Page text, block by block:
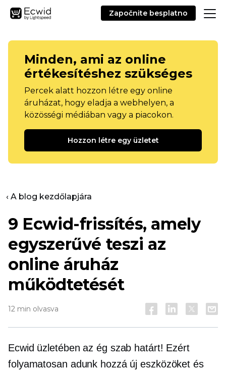
Započnite besplatno
Minden, ami az online
értékesítéshez szükséges
Percek alatt hozzon létre egy online
áruházat, hogy eladja a webhelyen, a
közösségi médiában vagy a piacokon.
Hozzon létre egy üzletet
‹ A blog kezdőlapjára
9 Ecwid-frissítés, amely
egyszerűvé teszi az
online áruház
működtetését
12 min olvasva
Ecwid üzletében az ég szab határt! Ezért
folyamatosan adunk hozzá új eszközöket és